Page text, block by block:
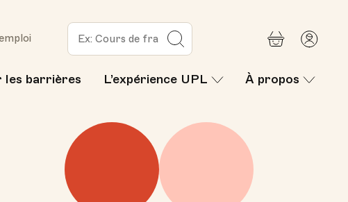
Panier
les barrières L’expérience UPL À propos